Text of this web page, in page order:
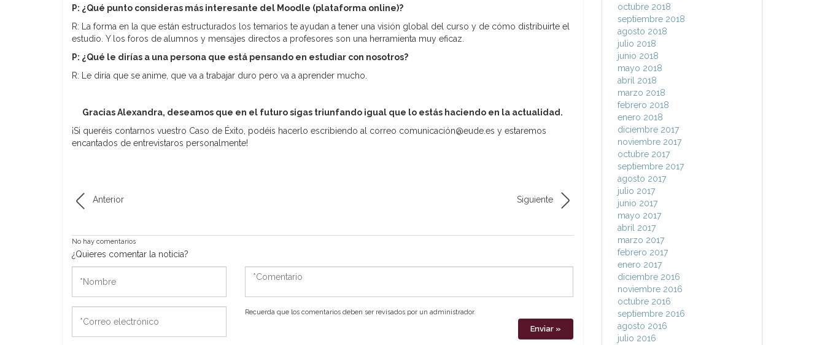
P: ¿Qué punto consideras más interesante del Moodle (plataforma online)?
R: La forma en la que están estructurados los temarios te ayudan a tener una visión global del curso y de cómo distribuirte el
estudio. Y los foros de alumnos y mensajes directos a profesores son una herramienta muy eficaz.
P: ¿Qué le dirías a una persona que está pensando en estudiar con nosotros?
R: Le diría que se anime, que va a trabajar duro pero va a aprender mucho.
Gracias Alexandra, deseamos que en el futuro sigas triunfando igual que lo estás haciendo en la actualidad.
¡Si queréis contarnos vuestro Caso de Éxito, podéis hacerlo escribiendo al correo comunicación@eude.es y estaremos
encantados de entrevistaros personalmente!
Anterior Siguiente
No hay comentarios
¿Quieres comentar la noticia?
electrónico
*Comentario
Recuerda que los comentarios deben ser revisados por un administrador.
octubre 2018
septiembre 2018
agosto 2018
julio 2018
junio 2018
mayo 2018
abril 2018
marzo 2018
febrero 2018
enero 2018
diciembre 2017
noviembre 2017
octubre 2017
septiembre 2017
agosto 2017
julio 2017
junio 2017
mayo 2017
abril 2017
marzo 2017
febrero 2017
enero 2017
diciembre 2016
noviembre 2016
octubre 2016
septiembre 2016
agosto 2016
julio 2016